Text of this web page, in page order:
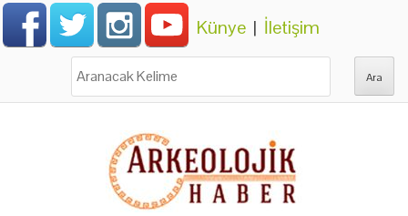
Künye | İletişim